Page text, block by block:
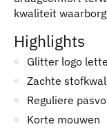
kwaliteit
Highlights
Glitter logo
Zachte
Reguliere
Korte mouwen